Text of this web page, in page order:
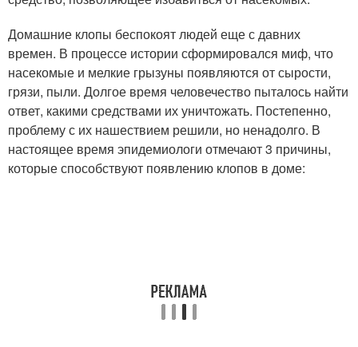
Домашние клопы беспокоят людей еще с давних
времен. В процессе истории сформировался миф, что
насекомые и мелкие грызуны появляются от сырости,
грязи, пыли. Долгое время человечество пыталось найти
ответ, какими средствами их уничтожать. Постепенно,
проблему с их нашествием решили, но ненадолго. В
настоящее время эпидемиологи отмечают 3 причины,
которые способствуют появлению клопов в доме: